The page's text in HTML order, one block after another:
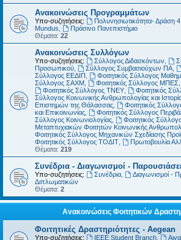
Ανακοινώσεις Προγραμμάτων
Υπο-συζητήσεις: Πολυνησιωτικότητα- Δράση 4,
Mundus
Πράσινο Πανεπιστήμιο
Θέματα: 22
Ανακοινώσεις Συλλόγων
Υπο-συζητήσεις: Σύλλογος Διδασκόντων
Προσωπικού
Σύλλογος Συμβασιούχων ΠΑ,
Σύλλογος ΕΕΔΙΠ
Φοιτητικός Σύλλογος
Σύλλογος ΣΑΧΜ
Φοιτητικός Σύλλογος ΜΠΕΣ
Φοιτητικός Σύλλογος ΤΝΕΥ, Φοιτητικός
Σύλλογος Κοινωνικής Ανθρωπολογίας και
Επιστημών της Θάλασσας
Φοιτητικός
και Επικοινωνίας
Φοιτητικός Σύλλογος
Σύλλογος Κοινωνιολογίας
Φοιτητικός
Μεταπτυχιακών Φοιτητών Κοινωνικής
Φοιτητικός Σύλλογος Μηχανικών Σχεδίασης
Φοιτητικός Σύλλογος ΤΟΔΙΤ
Πρωτοβουλία
Θέματα: 219
Συνέδρια - Διαγωνισμοί -
Υπο-συζητήσεις: Συνέδρια, Διαγωνισμοί -
Διπλωματικών
Θέματα: 2
Ανακοινώσεις Φοιτητικών
Φοιτητικές Δραστηριότητες - Aegean
Υπο-συζητήσεις: IEEE Student Branch,